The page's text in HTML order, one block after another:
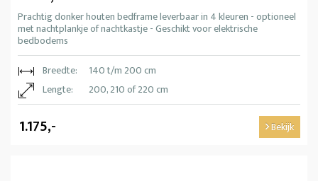
Prachtig donker houten bedframe leverbaar in 4 kleuren - optioneel
met nachtplankje of nachtkastje - Geschikt voor elektrische
bedbodems
Breedte:
140 t/m 200 cm
Lengte:
200, 210 of 220 cm
1.175,- Bekijk